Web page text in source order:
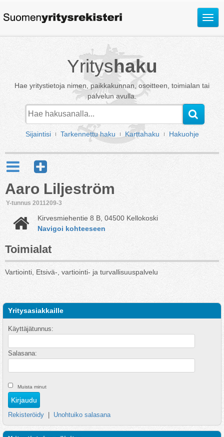
Avaa
Yrityshaku
Hae yritystietoja nimen, paikkakunnan, osoitteen, toimialan tai
palvelun avulla.
Sijaintisi Tarkennettu haku Karttahaku Hakuohje
Aaro Liljeström
Y-tunnus 2011209-3
Kirvesmiehentie 8 B, 04500 Kellokoski
Navigoi kohteeseen
Toimialat
Vartiointi, Etsivä-, vartiointi- ja turvallisuuspalvelu
Yritysasiakkaille
Käyttäjätunnus:
Salasana:
Muista minut
Rekisteröidy Unohtuiko salasana